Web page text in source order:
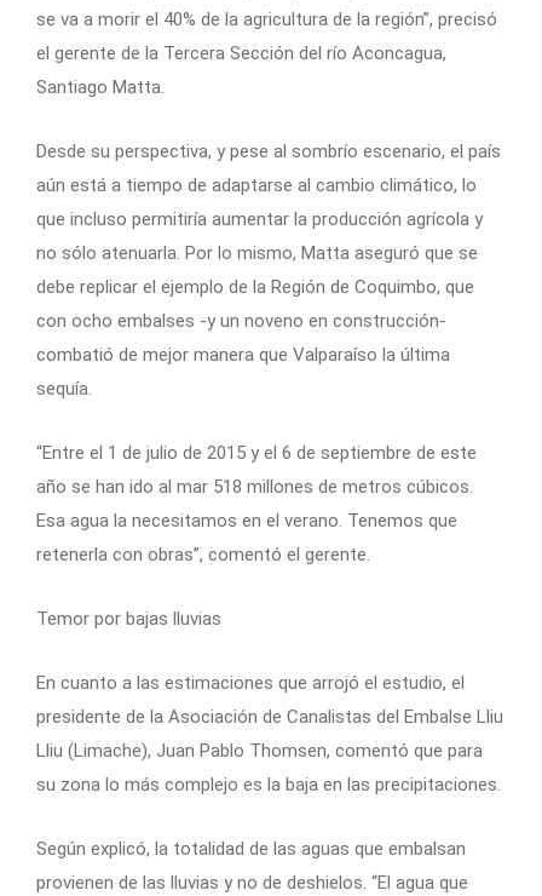
se va a morir el 40% de la agricultura de la región”, precisó
el gerente de la Tercera Sección del río Aconcagua,
Santiago Matta.
Desde su perspectiva, y pese al sombrío escenario, el país
aún está a tiempo de adaptarse al cambio climático, lo
que incluso permitiría aumentar la producción agrícola y
no sólo atenuarla. Por lo mismo, Matta aseguró que se
debe replicar el ejemplo de la Región de Coquimbo, que
con ocho embalses -y un noveno en construcción-
combatió de mejor manera que Valparaíso la última
sequía.
“Entre el 1 de julio de 2015 y el 6 de septiembre de este
año se han ido al mar 518 millones de metros cúbicos.
Esa agua la necesitamos en el verano. Tenemos que
retenerla con obras”, comentó el gerente.
Temor por bajas lluvias
En cuanto a las estimaciones que arrojó el estudio, el
presidente de la Asociación de Canalistas del Embalse Lliu
Lliu (Limache), Juan Pablo Thomsen, comentó que para
su zona lo más complejo es la baja en las precipitaciones.
Según explicó, la totalidad de las aguas que embalsan
provienen de las lluvias y no de deshielos. “El agua que